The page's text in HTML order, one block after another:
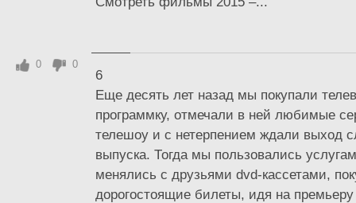
6
Еще десять лет назад мы покупали
программку, отмечали в ней любимые
телешоу и с нетерпением ждали выход
выпуска. Тогда мы пользовались
менялись с друзьями dvd-кассетами,
дорогостоящие билеты, идя на
0 0